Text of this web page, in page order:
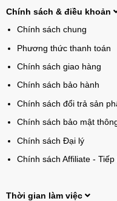
Chính sách & điều khoản
Chính sách chung
Phương thức thanh toán
Chính sách giao hàng
Chính sách bảo hành
Chính sách đổi trả sản
Chính sách bảo mật
Chính sách Đại lý
Chính sách Affiliate -
Thời gian làm việc